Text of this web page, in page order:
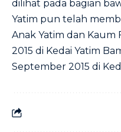
dilihat pada bagian
Yatim pun telah
Anak Yatim dan Kaum
2015 di Kedai Yatim
September 2015 di